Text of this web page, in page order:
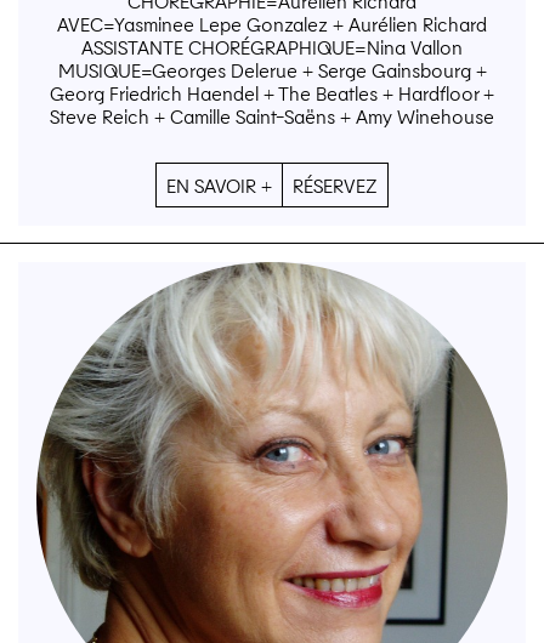
AVEC=Yasminee Lepe Gonzalez + Aurélien Richard
ASSISTANTE CHORÉGRAPHIQUE=Nina Vallon
MUSIQUE=Georges Delerue + Serge Gainsbourg +
Georg Friedrich Haendel + The Beatles + Hardfloor +
Steve Reich + Camille Saint-Saëns + Amy Winehouse
EN SAVOIR + RÉSERVEZ